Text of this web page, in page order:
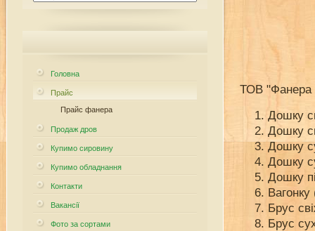
Головна
Прайс
Прайс фанера
Продаж дров
Купимо сировину
Купимо обладнання
Контакти
Вакансії
Фото за сортами
ТОВ "Фанера
Дошку
Дошку
Дошку
Дошку
Дошку
Брус
Брус